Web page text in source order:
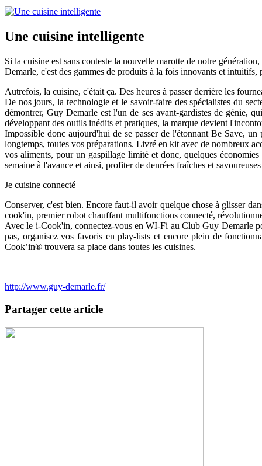
Une cuisine intelligente
Si la cuisine est sans conteste la nouvelle marotte de notre
Demarle, c'est des gammes de produits à la fois innovants et
Autrefois, la cuisine, c'était ça. Des heures à passer derrière les
De nos jours, la technologie et le savoir-faire des spécialistes du
démontrer, Guy Demarle est l'un de ses avant-gardistes de génie,
développant des outils inédits et pratiques, la marque devient
Impossible donc aujourd'hui de se passer de l'étonnant Be Save,
longtemps, toutes vos préparations. Livré en kit avec de nombreux
vos aliments, pour un gaspillage limité et donc, quelques
semaine à l'avance et ainsi, profiter de denrées fraîches et
Je cuisine connecté
Conserver, c'est bien. Encore faut-il avoir quelque chose à glisser
cook'in, premier robot chauffant multifonctions connecté,
Avec le i-Cook'in, connectez-vous en WI-Fi au Club Guy Demarle
pas, organisez vos favoris en play-lists et encore plein de
Cook’in® trouvera sa place dans toutes les cuisines.
http://www.guy-demarle.fr/
Partager cette article